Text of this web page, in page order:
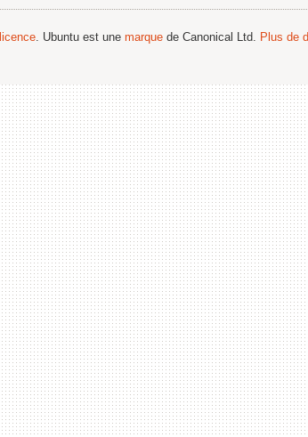
. Ubuntu est une marque de Canonical Ltd. Plus de